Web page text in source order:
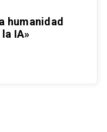
humanidad
IA»